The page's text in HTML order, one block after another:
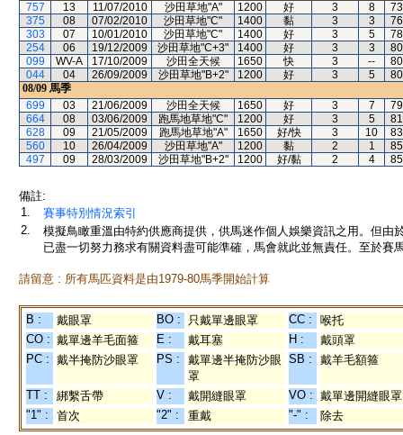
757
13 11/07/2010 沙田草地"A" 1200 好 3 8
73
375
08 07/02/2010 沙田草地"C" 1400 黏 3 3
76
303
07 10/01/2010 沙田草地"C" 1400 好 3 5
78
254
06 19/12/2009 沙田草地"C+3" 1400 好 3 3
80
099
WV-A 17/10/2009 沙田全天候 1650 快 3 --
80
044
04 26/09/2009 沙田草地"B+2" 1200 好 3 5
80
08/09 馬季
699
03 21/06/2009 沙田全天候 1650 好 3 7
79
664
08 03/06/2009 跑馬地草地"C" 1200 好 3 5
81
628
09 21/05/2009 跑馬地草地"A" 1650 好/快 3 10
83
560
10 26/04/2009 沙田草地"A" 1200 黏 2 1
85
497
09 28/03/2009 沙田草地"B+2" 1200 好/黏 2 4 85
備註:
1.
賽事特別情況索引
2.
模擬鳥瞰重溫由特約供應商提供，供馬迷作個人娛樂資訊之用。但
已盡一切努力務求有關資料盡可能準確，馬會就此並無責任。至於賽
請留意 : 所有馬匹資料是由1979-80馬季開始計算
B : 戴眼罩 BO : 只戴單邊眼罩 CC :
喉托
CO : 戴單邊羊毛面箍 E : 戴耳塞 H :
戴頭罩
PC : 戴半掩防沙眼罩 PS :
戴單邊半掩防沙眼
罩
SB : 戴羊毛額箍
TT : 綁繫舌帶 V : 戴開縫眼罩 VO : 戴單邊開縫眼罩
"1" :
首次 "2" : 重戴 "-" : 除去